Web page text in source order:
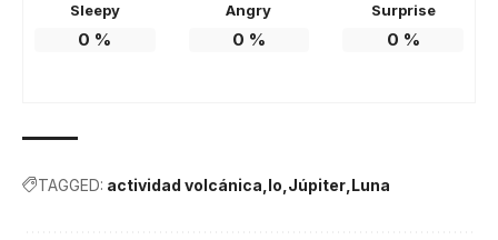
Sleepy
0 %
Angry
0 %
Surprise
0 %
TAGGED: actividad volcánica Io Júpiter Luna